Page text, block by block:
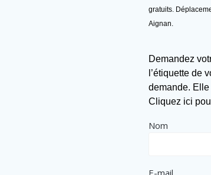
gratuits.
Aignan.
Demandez
l’étiquette de
demande.
Cliquez ici
Nom
E-mail